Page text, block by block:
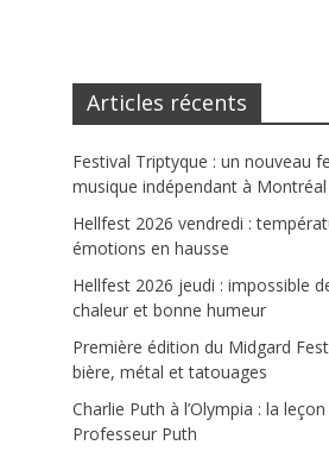
Articles récents
Festival Triptyque : un nouveau
musique indépendant à Montréal
Hellfest 2026 vendredi :
émotions en hausse
Hellfest 2026 jeudi : impossible
chaleur et bonne humeur
Première édition du Midgard
bière, métal et tatouages
Charlie Puth à l’Olympia : la
Professeur Puth